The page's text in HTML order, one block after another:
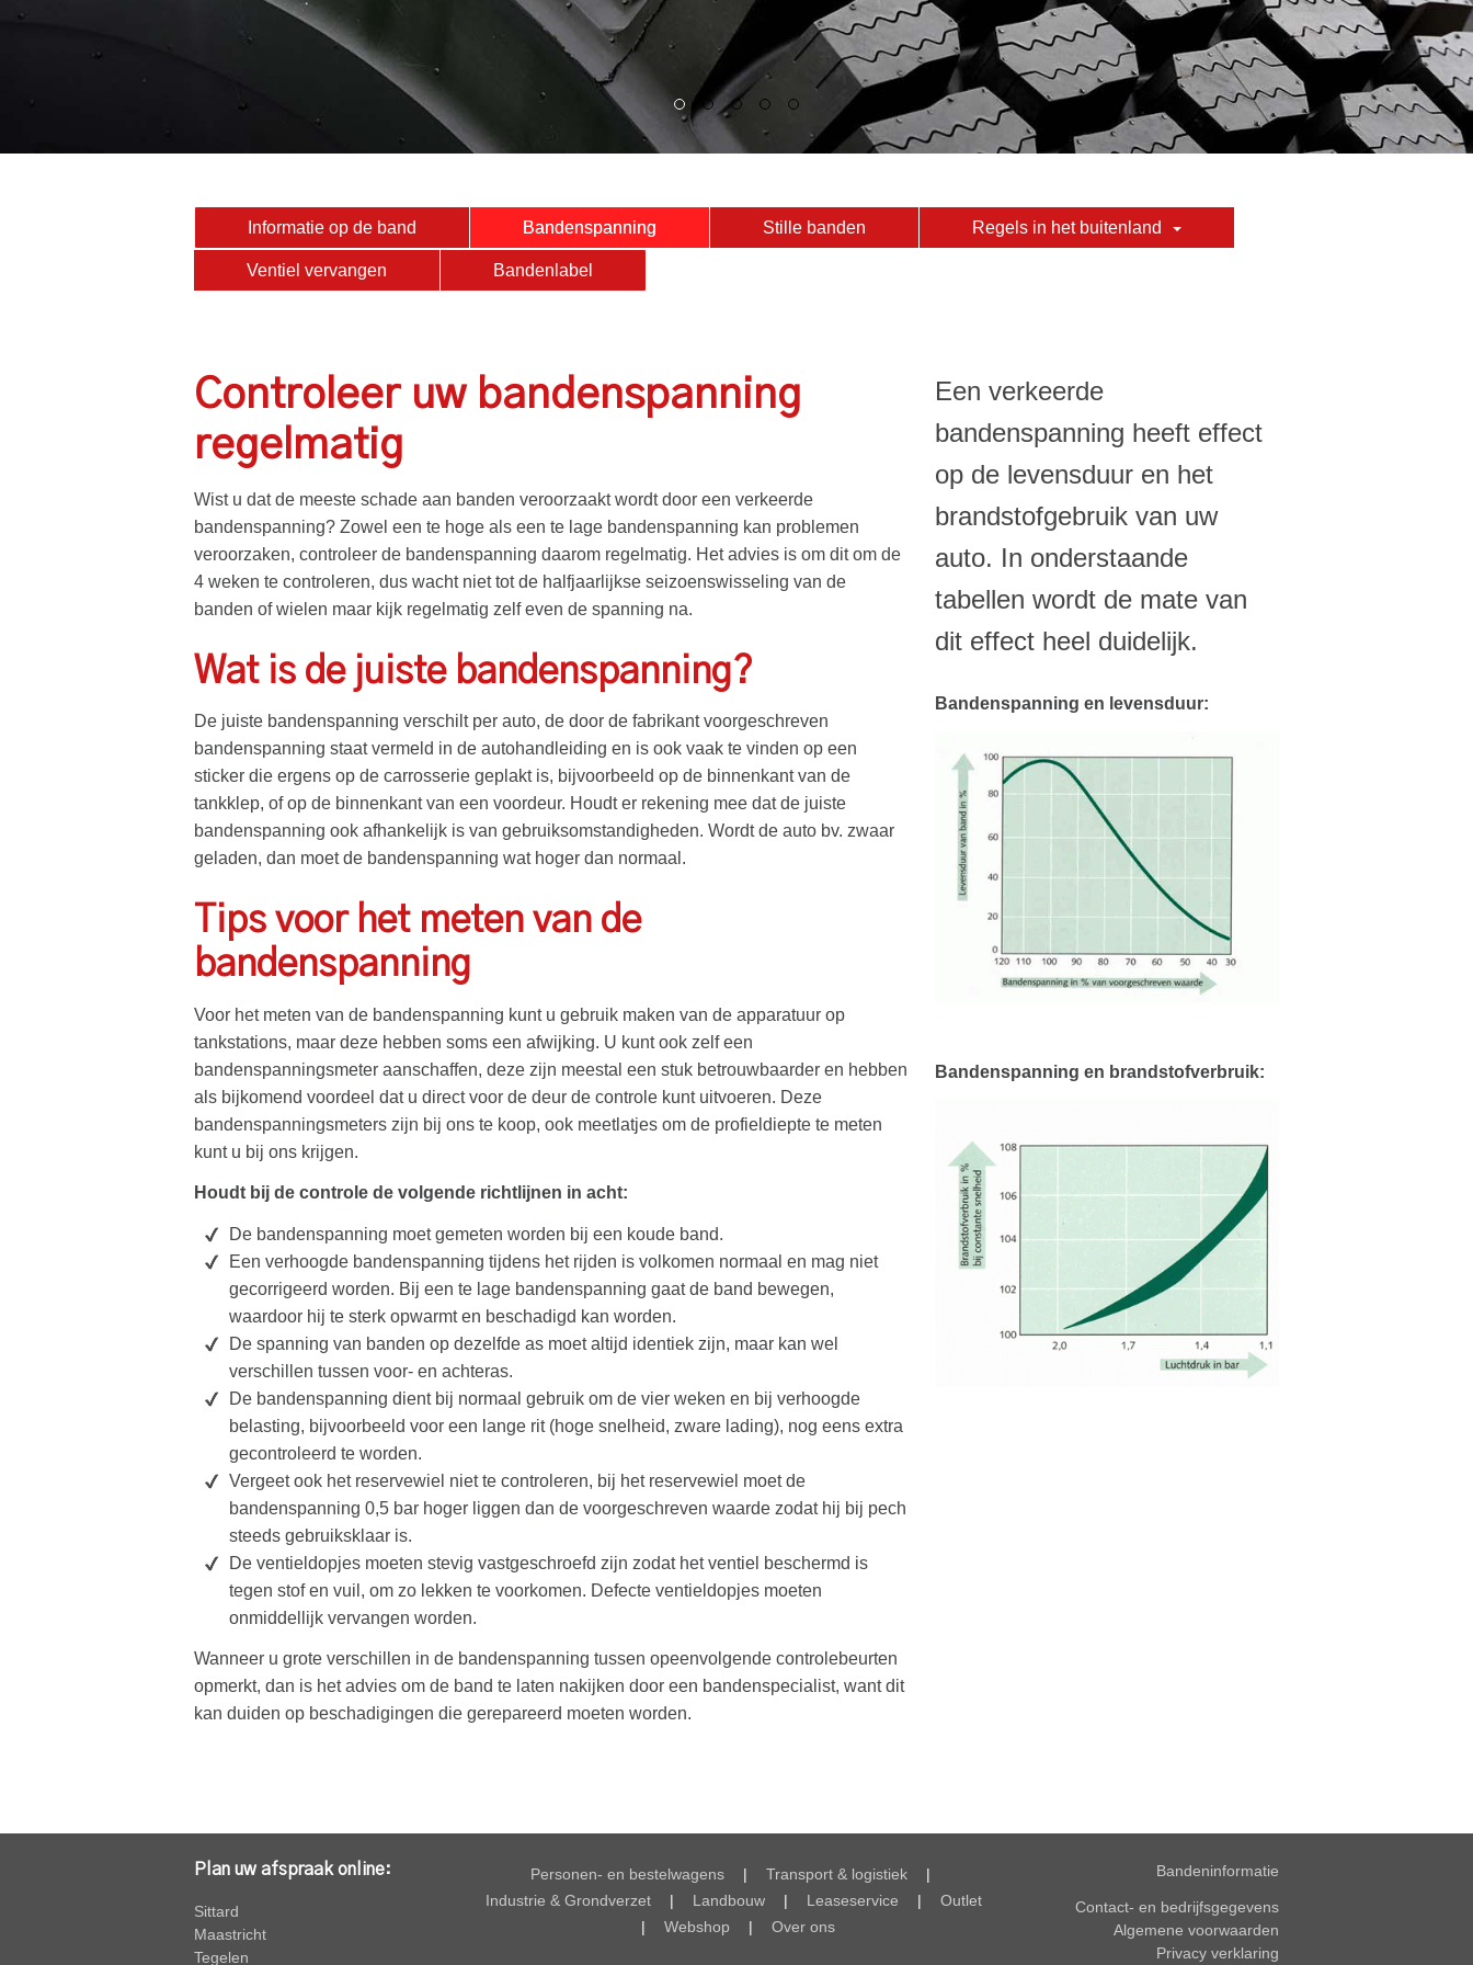
Informatie op de band Bandenspanning Stille banden Regels in het buitenland
Ventiel vervangen Bandenlabel
Controleer uw bandenspanning
regelmatig
Wist u dat de meeste schade aan banden veroorzaakt wordt door een verkeerde
bandenspanning? Zowel een te hoge als een te lage bandenspanning kan problemen
veroorzaken, controleer de bandenspanning daarom regelmatig. Het advies is om dit om de
4 weken te controleren, dus wacht niet tot de halfjaarlijkse seizoenswisseling van de
banden of wielen maar kijk regelmatig zelf even de spanning na.
Wat is de juiste bandenspanning?
De juiste bandenspanning verschilt per auto, de door de fabrikant voorgeschreven
bandenspanning staat vermeld in de autohandleiding en is ook vaak te vinden op een
sticker die ergens op de carrosserie geplakt is, bijvoorbeeld op de binnenkant van de
tankklep, of op de binnenkant van een voordeur. Houdt er rekening mee dat de juiste
bandenspanning ook afhankelijk is van gebruiksomstandigheden. Wordt de auto bv. zwaar
geladen, dan moet de bandenspanning wat hoger dan normaal.
Tips voor het meten van de
bandenspanning
Voor het meten van de bandenspanning kunt u gebruik maken van de apparatuur op
tankstations, maar deze hebben soms een afwijking. U kunt ook zelf een
bandenspanningsmeter aanschaffen, deze zijn meestal een stuk betrouwbaarder en hebben
als bijkomend voordeel dat u direct voor de deur de controle kunt uitvoeren. Deze
bandenspanningsmeters zijn bij ons te koop, ook meetlatjes om de profieldiepte te meten
kunt u bij ons krijgen.
Houdt bij de controle de volgende richtlijnen in acht:
De bandenspanning moet gemeten worden bij een koude band.
Een verhoogde bandenspanning tijdens het rijden is volkomen normaal en mag niet
gecorrigeerd worden. Bij een te lage bandenspanning gaat de band bewegen,
waardoor hij te sterk opwarmt en beschadigd kan worden.
De spanning van banden op dezelfde as moet altijd identiek zijn, maar kan wel
verschillen tussen voor- en achteras.
De bandenspanning dient bij normaal gebruik om de vier weken en bij verhoogde
belasting, bijvoorbeeld voor een lange rit (hoge snelheid, zware lading), nog eens extra
gecontroleerd te worden.
Vergeet ook het reservewiel niet te controleren, bij het reservewiel moet de
bandenspanning 0,5 bar hoger liggen dan de voorgeschreven waarde zodat hij bij pech
steeds gebruiksklaar is.
De ventieldopjes moeten stevig vastgeschroefd zijn zodat het ventiel beschermd is
tegen stof en vuil, om zo lekken te voorkomen. Defecte ventieldopjes moeten
onmiddellijk vervangen worden.
Wanneer u grote verschillen in de bandenspanning tussen opeenvolgende controlebeurten
opmerkt, dan is het advies om de band te laten nakijken door een bandenspecialist, want dit
kan duiden op beschadigingen die gerepareerd moeten worden.
Een verkeerde
bandenspanning heeft effect
op de levensduur en het
brandstofgebruik van uw
auto. In onderstaande
tabellen wordt de mate van
dit effect heel duidelijk.
Bandenspanning en levensduur:
Bandenspanning en brandstofverbruik:
Plan uw afspraak online:
Sittard
Maastricht
Tegelen
Personen- en bestelwagens | Transport & logistiek
|
Industrie & Grondverzet
| Landbouw | Leaseservice |
Outlet
|
Webshop | Over ons
Bandeninformatie
Contact- en bedrijfsgegevens
Algemene voorwaarden
Privacy verklaring